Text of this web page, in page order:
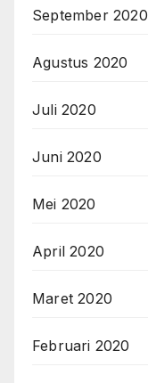
September 2020
Agustus 2020
Juli 2020
Juni 2020
Mei 2020
April 2020
Maret 2020
Februari 2020